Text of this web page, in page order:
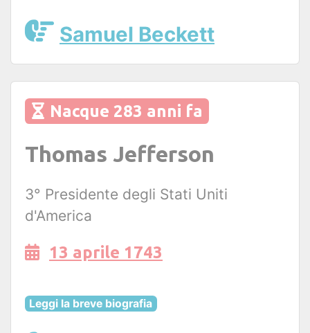
Samuel Beckett
Nacque 283 anni fa
Thomas Jefferson
3° Presidente degli Stati Uniti
d'America
13 aprile 1743
Leggi la breve biografia